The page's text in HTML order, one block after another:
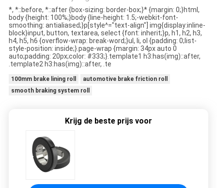
PRIVACY
POLICY
*, *::before, *::after {box-sizing: border-box;}* {margin: 0;}html,
body {height: 100%;}body {line-height: 1.5;-webkit-font-
smoothing: antialiased;}p[style^="text-align"] img{display:inline-
block}input, button, textarea, select {font: inherit;}p, h1, h2, h3,
h4, h5, h6 {overflow-wrap: break-word;}ul, li, ol {padding: 0;list-
style-position: inside;}.page-wrap {margin: 34px auto 0
auto;padding: 20px;color: #333;}.template1 h3:has(img)::after,
.template2 h3:has(img)::after, .te
100mm brake lining roll
automotive brake friction roll
smooth braking system roll
Krijg de beste prijs voor